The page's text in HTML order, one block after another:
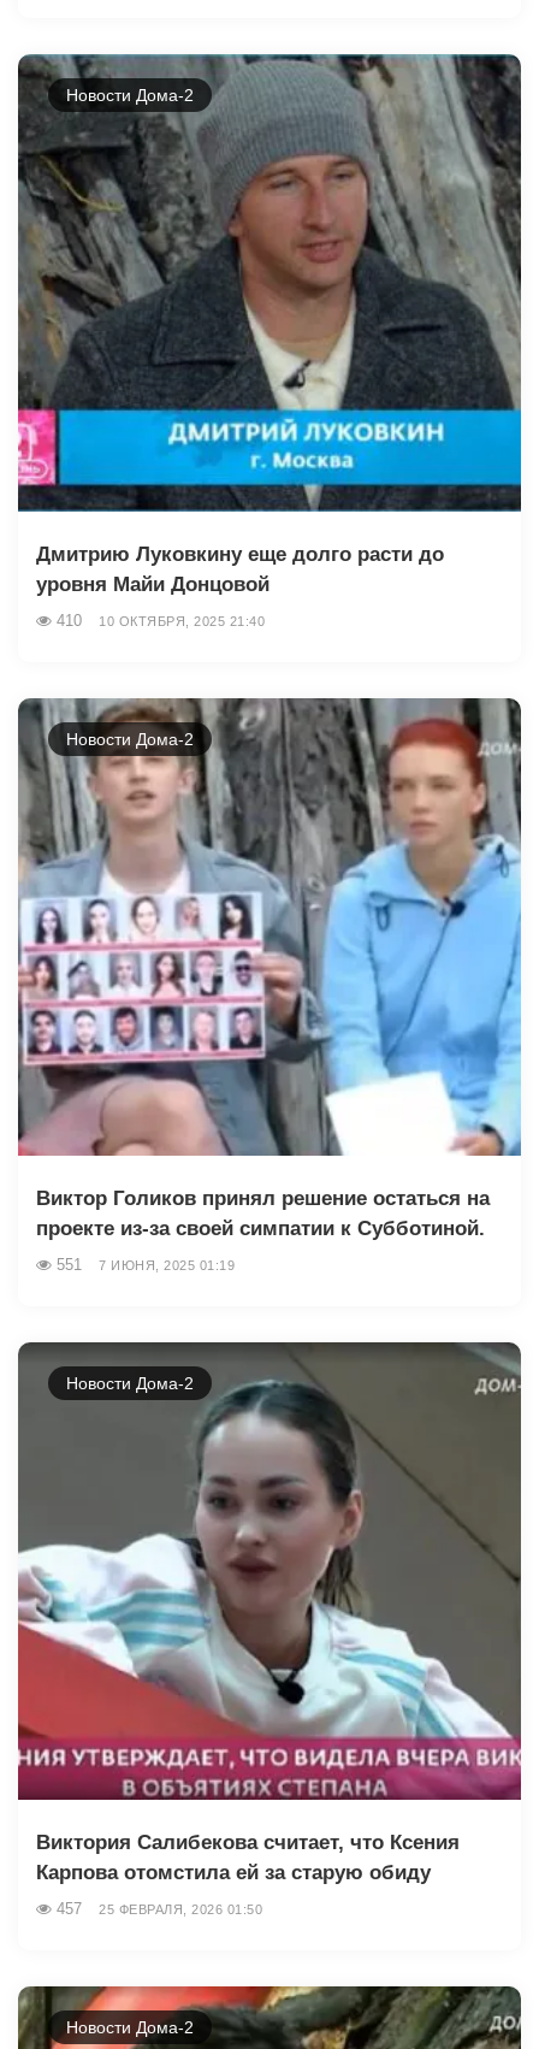
Новости Дома-2
Дмитрию Луковкину еще долго расти до
уровня Майи Донцовой
410 10 ОКТЯБРЯ, 2025 21:40
Новости Дома-2
Виктор Голиков принял решение остаться на
проекте из-за своей симпатии к Субботиной.
551 7 ИЮНЯ, 2025 01:19
Новости Дома-2
Виктория Салибекова считает, что Ксения
Карпова отомстила ей за старую обиду
457 25 ФЕВРАЛЯ, 2026 01:50
Новости Дома-2